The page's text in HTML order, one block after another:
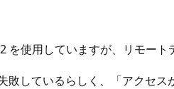
を使用していますが、リモート
敗しているらしく、「アクセス